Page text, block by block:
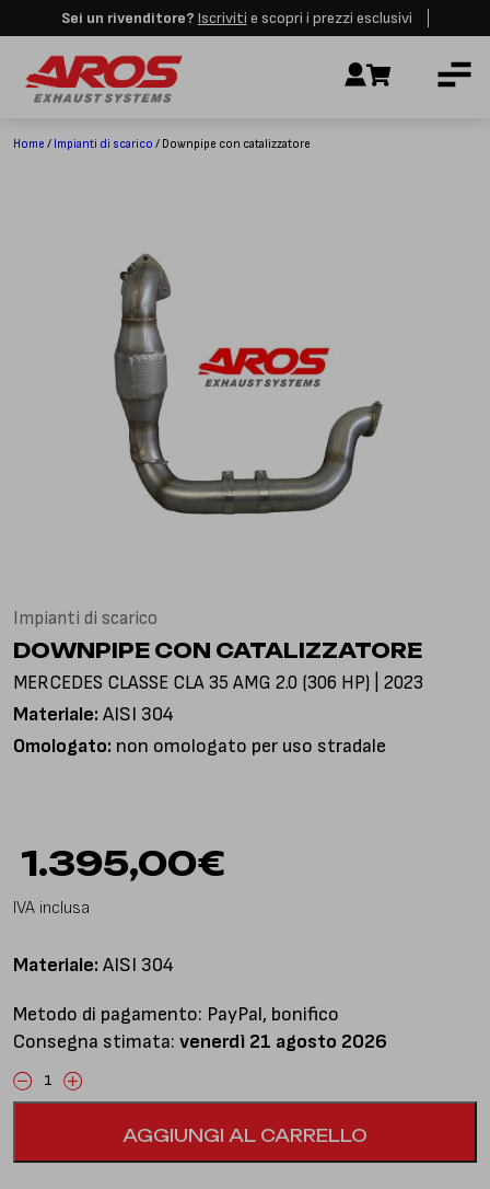
Sei un rivenditore? Iscriviti e scopri i prezzi esclusivi
IMPIANTI DI SCARICO
CONTATTI
CUSTOMER SERVICE
+39 348 4420254
Lunedì – Venerdì
Via Gioacchino Rossini, 18
Home / Impianti di scarico / Downpipe con catalizzatore
Impianti di scarico
DOWNPIPE CON CATALIZZATORE
MERCEDES CLASSE CLA 35 AMG 2.0 (306 HP) | 2023
Materiale: AISI 304
Omologato: non omologato per uso stradale
€
1.395,00
IVA inclusa
Materiale: AISI 304
Metodo di pagamento: PayPal, bonifico
Consegna stimata: venerdì 21 agosto 2026
Downpipe
catalizzatore
quantità
AGGIUNGI AL CARRELLO
Aros rimarrà chiusa per le festività dall'8 al 23 Agosto. I nuovi ordini